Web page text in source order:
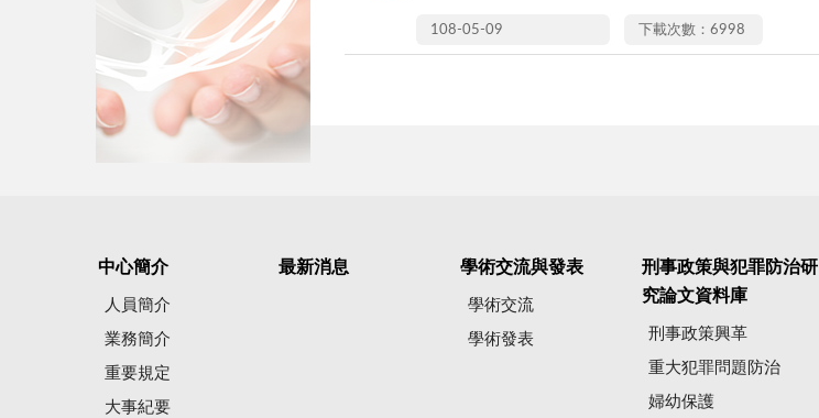
108-05-09 下載次數：6998
中心簡介
人員簡介
業務簡介
重要規定
大事紀要
最新消息 學術交流與發表
學術交流
學術發表
刑事政策與犯罪防治研
究論文資料庫
刑事政策興革
重大犯罪問題防治
婦幼保護